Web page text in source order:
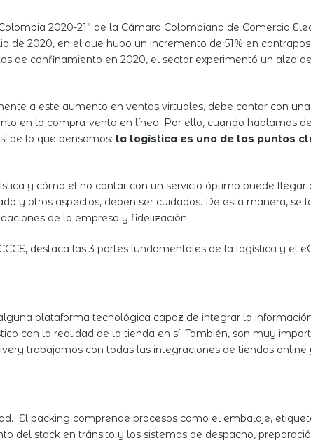
2020-21” de la Cámara Colombiana de Comercio
2020, en el que hubo un incremento de 51% en
de confinamiento en 2020, el sector experimentó un alza
a este aumento en ventas virtuales, debe contar con
en la compra-venta en línea. Por ello, cuando hablamos
de lo que pensamos: la logística es uno de los puntos
y cómo el no contar con un servicio óptimo puede llegar
y otros aspectos, deben ser cuidados. De esta manera, se
de la empresa y fidelización.
destaca las 3 partes fundamentales de la logística y el
plataforma tecnológica capaz de integrar la
con la realidad de la tienda en sí. También, son muy
trabajamos con todas las integraciones de tiendas
El packing comprende procesos como el embalaje,
del stock en tránsito y los sistemas de despacho,